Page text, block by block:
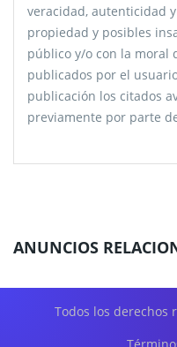
veracidad, autenticidad
propiedad y posibles
público y/o con la moral
publicados por el
publicación los citados
previamente por parte
ANUNCIOS
Todos los derechos